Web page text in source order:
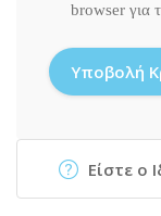
browser για
Είστε ο